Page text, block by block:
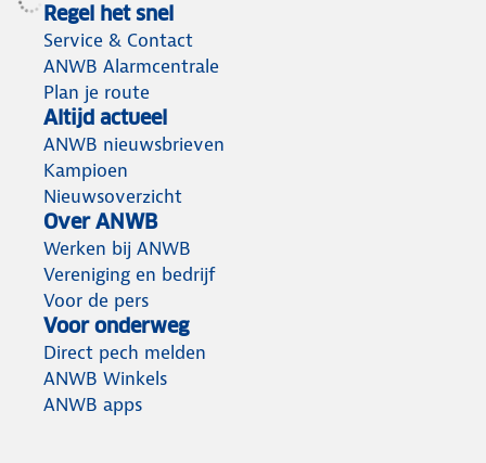
Regel het snel
Service & Contact
ANWB Alarmcentrale
Plan je route
Altijd actueel
ANWB nieuwsbrieven
Kampioen
Nieuwsoverzicht
Over ANWB
Werken bij ANWB
Vereniging en bedrijf
Voor de pers
Voor onderweg
Direct pech melden
ANWB Winkels
ANWB apps